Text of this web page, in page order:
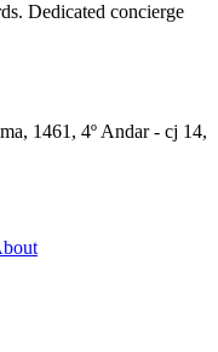
Dedicated concierge
1461, 4º Andar - cj 14,